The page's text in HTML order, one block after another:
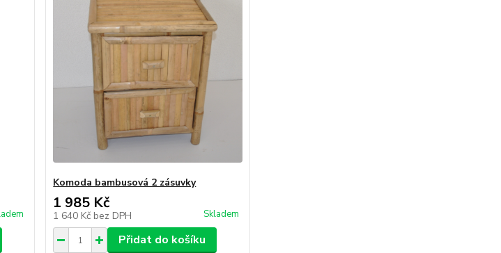
Komoda bambusová 2 zásuvky
1 985 Kč
1 640 Kč bez DPH Skladem
Přidat do košíku